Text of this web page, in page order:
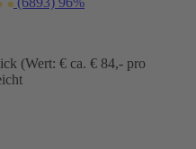
(Wert: € ca. € 84,- pro